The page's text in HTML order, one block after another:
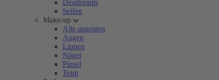
Deodorants
Seifen
Make-up
Alle anzeigen
Augen
Lippen
Nägel
Pinsel
Teint